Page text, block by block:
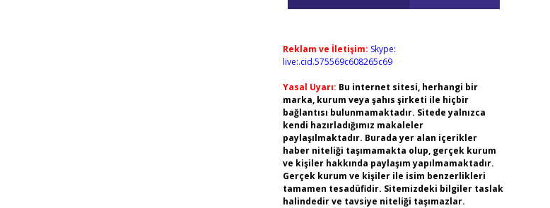
Reklam ve İletişim: Skype:
live:.cid.575569c608265c69
Yasal Uyarı: Bu internet sitesi, herhangi bir
marka, kurum veya şahıs şirketi ile hiçbir
bağlantısı bulunmamaktadır. Sitede yalnızca
kendi hazırladığımız makaleler
paylaşılmaktadır. Burada yer alan içerikler
haber niteliği taşımamakta olup, gerçek kurum
ve kişiler hakkında paylaşım yapılmamaktadır.
Gerçek kurum ve kişiler ile isim benzerlikleri
tamamen tesadüfidir. Sitemizdeki bilgiler taslak
halindedir ve tavsiye niteliği taşımazlar.